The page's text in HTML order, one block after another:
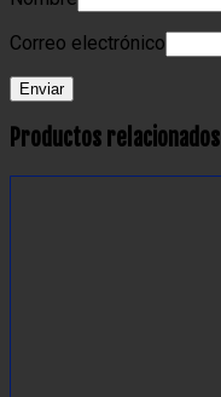
Correo electrónico
Productos relacionados